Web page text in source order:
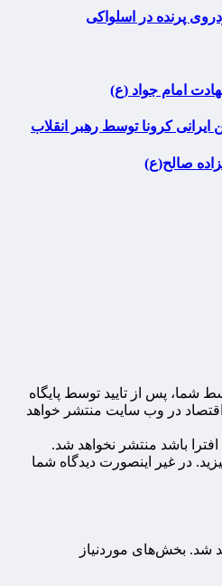
پرنده در اسلواکی
امام جواد (ع)
کرونا توسط رهبر انقلاب
صالح(ع)
شما، پس از تایید توسط پایگاه
در وب سایت منتشر خواهد
باشد منتشر نخواهد شد.
در غیر اینصورت دیدگاه شما
شد. بخش‌های موردنیاز